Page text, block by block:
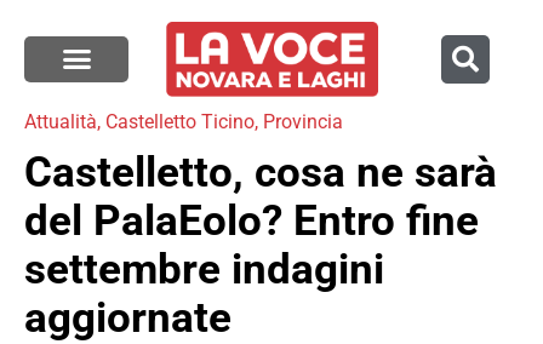
Attualità, Castelletto Ticino, Provincia
Castelletto, cosa ne sarà
del PalaEolo? Entro fine
settembre indagini
aggiornate